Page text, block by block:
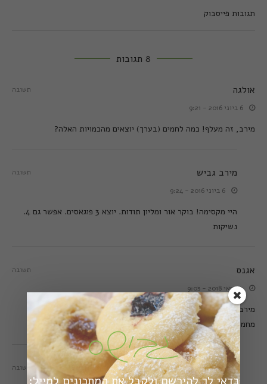
תגובות פייסבוק
8 תגובות
אולגה
6 ביוני 2016 - 9:21
מירב, זה מעלף! כמה לחמים (בערך) יוצאים מהכמויות האלה?
תשובה
מירב גביש
6 ביוני 2016 - 9:24
היי מקסימה! בוקר אור ומליון תודות. יוצא 3 פוגאסים. אפשר גם 4.
נשיקות
תשובה
אגנס
2 במאי 2018 - 9:03
מירב שלום, האם הבצק המקדים נשמר יותר , אפשר לשים במקרר כמו
מחמצת?
תשובה
מירב גביש תשובה
כדאי לך להירשם ולקבל את המתכונים למייל: